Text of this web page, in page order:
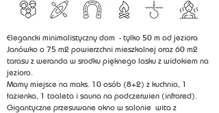
Elegancki minimalistyczny dom - tylko 50 m od jeziora
Janówko o 75 m2 powierzchni mieszkalnej oraz 60 m2
tarasu z weranda w srodku pięknego lasku z widokiem na
jezioro.
Mamy miejsce na maks. 10 osób (8+2) z kuchnia, 1
łazienka, 1 toaleta i sauna na podczerwien (infrared).
Gigantyczne przesuwane okno w salonie wita z